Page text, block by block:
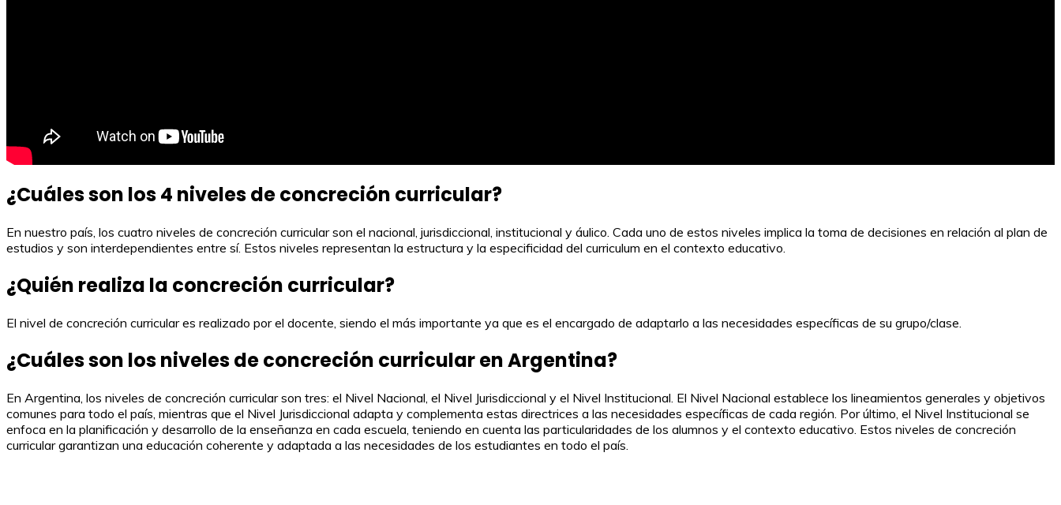
¿Cuáles son los 4 niveles de concreción curricular?
En nuestro país, los cuatro niveles de concreción curricular son el nacional, jurisdiccional, institucional y áulico. Cada uno de estos niveles implica la toma de decisiones en relación al plan de
estudios y son interdependientes entre sí. Estos niveles representan la estructura y la especificidad del curriculum en el contexto educativo.
¿Quién realiza la concreción curricular?
El nivel de concreción curricular es realizado por el docente, siendo el más importante ya que es el encargado de adaptarlo a las necesidades específicas de su grupo/clase.
¿Cuáles son los niveles de concreción curricular en Argentina?
En Argentina, los niveles de concreción curricular son tres: el Nivel Nacional, el Nivel Jurisdiccional y el Nivel Institucional. El Nivel Nacional establece los lineamientos generales y objetivos
comunes para todo el país, mientras que el Nivel Jurisdiccional adapta y complementa estas directrices a las necesidades específicas de cada región. Por último, el Nivel Institucional se
enfoca en la planificación y desarrollo de la enseñanza en cada escuela, teniendo en cuenta las particularidades de los alumnos y el contexto educativo. Estos niveles de concreción
curricular garantizan una educación coherente y adaptada a las necesidades de los estudiantes en todo el país.